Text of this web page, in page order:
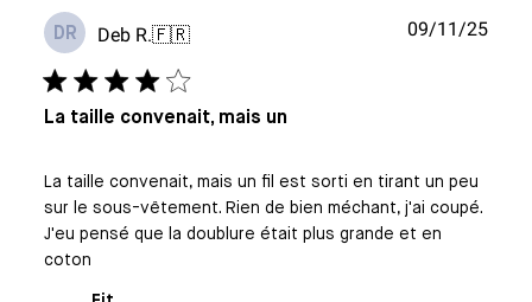
DR Deb R.🇫🇷
La taille convenait, mais un
La taille convenait, mais un fil est sorti en tirant un peu
sur le sous-vêtement. Rien de bien méchant, j'ai coupé.
J'eu pensé que la doublure était plus grande et en
coton
Date
09/11/25